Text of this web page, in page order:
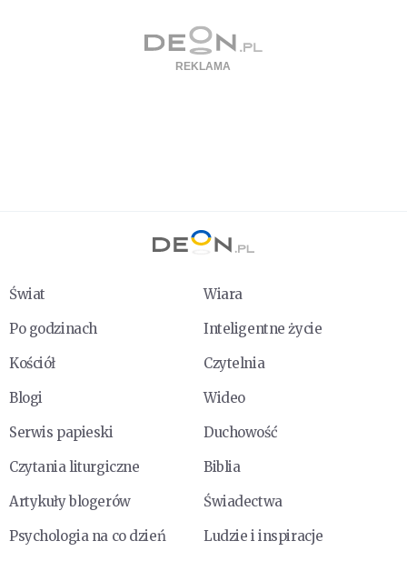
Świat
Wiara
Po godzinach
Inteligentne życie
Kościół
Czytelnia
Blogi
Wideo
Serwis papieski
Duchowość
Czytania liturgiczne
Biblia
Artykuły blogerów
Świadectwa
Psychologia na co dzień
Ludzie i inspiracje